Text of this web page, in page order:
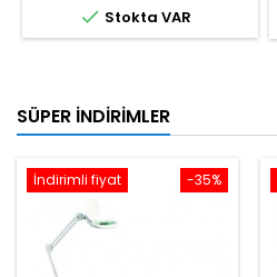
 Stokta VAR
SÜPER İNDIRIMLER
-35%
İndirimli fiyat